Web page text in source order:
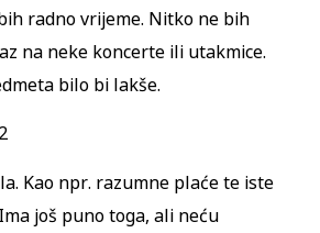
radno vrijeme. Nitko ne bih
na neke koncerte ili utakmice.
bilo bi lakše.
Kao npr. razumne plaće te iste
još puno toga, ali neću